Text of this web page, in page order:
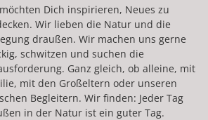
Dich inspirieren, Neues zu
Wir lieben die Natur und die
draußen. Wir machen uns gerne
schwitzen und suchen die
Ganz gleich, ob alleine, mit
mit den Großeltern oder unseren
Begleitern. Wir finden: Jeder Tag
in der Natur ist ein guter Tag.